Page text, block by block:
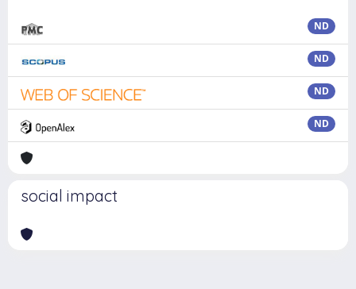
ND
ND
ND
ND
social impact